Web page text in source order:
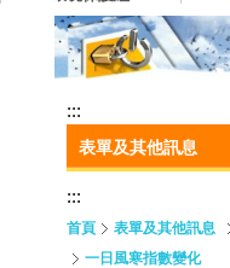
:::
表單及其他訊息
:::
首頁 表單及其他訊息
一日風寒指數變化